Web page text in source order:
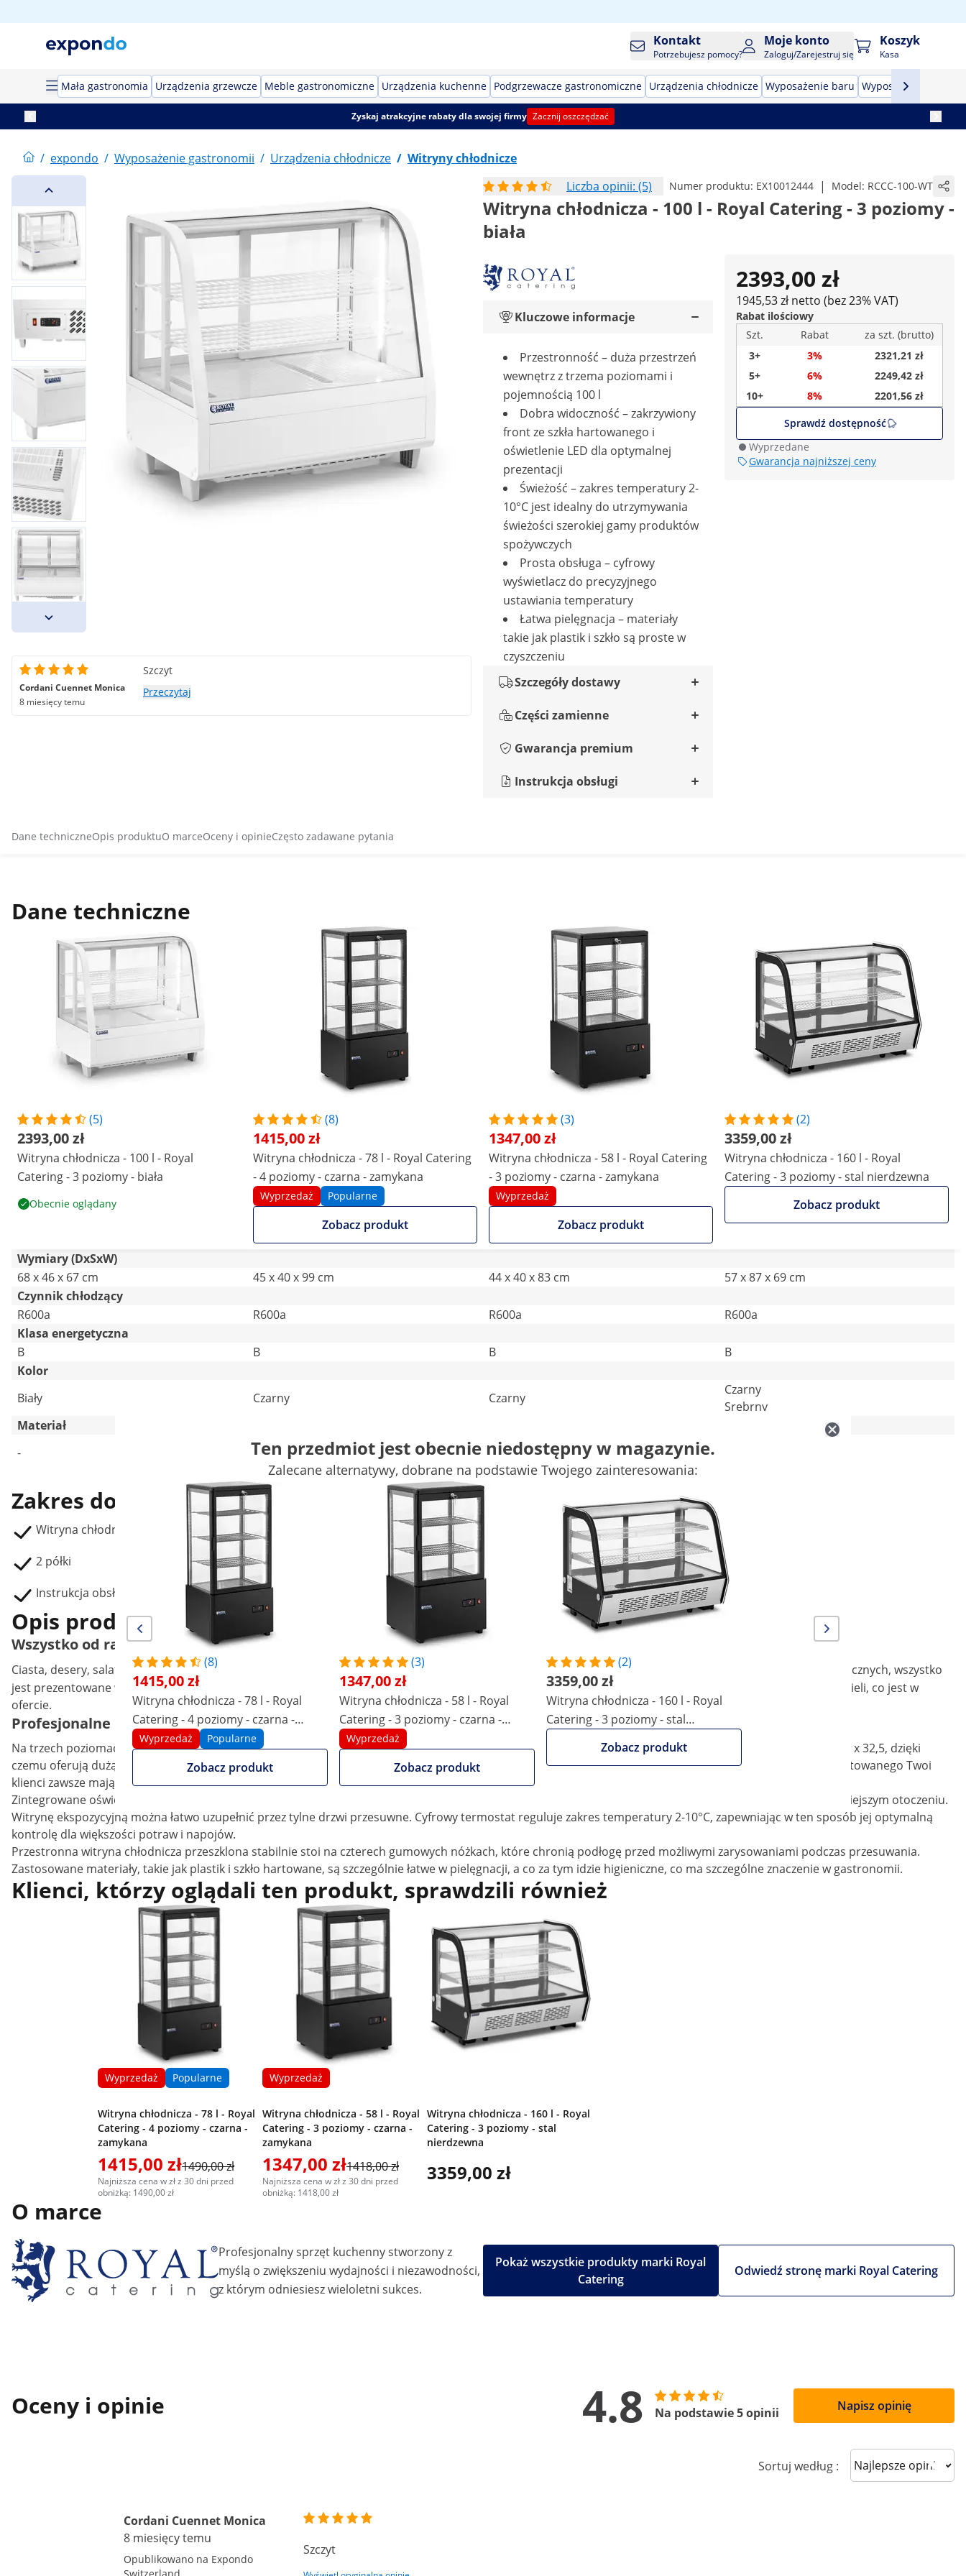
Kontakt
Potrzebujesz pomocy?
Moje konto
Zaloguj/Zarejestruj się
Koszyk
Kasa
Mała gastronomia Urządzenia grzewcze Meble gastronomiczne Urządzenia kuchenne Podgrzewacze gastronomiczne Urządzenia chłodnicze Wyposażenie baru Wyposażenie
Zyskaj atrakcyjne rabaty dla swojej firmy Zacznij oszczędzać
/ expondo / Wyposażenie gastronomii / Urządzenia chłodnicze / Witryny chłodnicze
Liczba opinii: (5)
Numer produktu: EX10012444 | Model: RCCC-100-WT
Witryna chłodnicza - 100 l - Royal Catering - 3 poziomy -
biała
2393,00 zł
1945,53 zł netto (bez 23% VAT)
Rabat ilościowy
Szt.
Rabat
za szt. (brutto)
3+
3%
2321,21 zł
5+
6%
2249,42 zł
10+
8%
2201,56 zł
Sprawdź dostępność
Wyprzedane
Gwarancja najniższej ceny
Kluczowe informacje
Przestronność – duża przestrzeń
wewnętrz z trzema poziomami i
pojemnością 100 l
Dobra widoczność – zakrzywiony
front ze szkła hartowanego i
oświetlenie LED dla optymalnej
prezentacji
Świeżość – zakres temperatury 2-
10°C jest idealny do utrzymywania
świeżości szerokiej gamy produktów
spożywczych
Prosta obsługa – cyfrowy
wyświetlacz do precyzyjnego
ustawiania temperatury
Łatwa pielęgnacja – materiały
takie jak plastik i szkło są proste w
czyszczeniu
Szczegóły dostawy
Części zamienne
Gwarancja premium
Instrukcja obsługi
Cordani Cuennet Monica
8 miesięcy temu
Szczyt
Przeczytaj
Dane techniczneOpis produktuO marceOceny i opinieCzęsto zadawane pytania
Dane techniczne
(5)
2393,00 zł
Witryna chłodnicza - 100 l - Royal
Catering - 3 poziomy - biała
Obecnie oglądany
(8)
1415,00 zł
Witryna chłodnicza - 78 l - Royal Catering
- 4 poziomy - czarna - zamykana
Wyprzedaż Popularne
Zobacz produkt
(3)
1347,00 zł
Witryna chłodnicza - 58 l - Royal Catering
- 3 poziomy - czarna - zamykana
Wyprzedaż
Zobacz produkt
(2)
3359,00 zł
Witryna chłodnicza - 160 l - Royal
Catering - 3 poziomy - stal nierdzewna
Zobacz produkt
Wymiary (DxSxW)
68 x 46 x 67 cm
45 x 40 x 99 cm 44 x 40 x 83 cm
57 x 87 x 69 cm
Czynnik chłodzący
R600a
R600a R600a
R600a
Klasa energetyczna
B
B B
B
Kolor
Biały
Czarny Czarny
Czarny
Srebrny
Materiał
-
Plastik
Szkło hartowane
-
Porównaj więcej atrybutów
Zakres dostawy
Witryna chłodnicza RCCC-100-WT
2 półki
Instrukcja obsługi
Ten przedmiot jest obecnie niedostępny w magazynie.
Zalecane alternatywy, dobrane na podstawie Twojego zainteresowania:
(8)
1415,00 zł
Witryna chłodnicza - 78 l - Royal
Catering - 4 poziomy - czarna -
zamykana
Wyprzedaż Popularne
Zobacz produkt
(3)
1347,00 zł
Witryna chłodnicza - 58 l - Royal
Catering - 3 poziomy - czarna -
zamykana
Wyprzedaż
Zobacz produkt
(2)
3359,00 zł
Witryna chłodnicza - 160 l - Royal
Catering - 3 poziomy - stal
Zobacz produkt
Opis produktu
Wszystko od razu widoczne dzięki idealnej ladzie chłodniczej do kawiarni, hoteli i bistro
Ciasta, desery, salaterki, owoce, kanapki czy zimne napoje – dzięki witrynie chłodniczej
od Royal Catering, eksperta od wysokiej jakości artykułów gastronomicznych, wszystko
jest prezentowane w atrakcyjny sposób. Umieść witrynę ekpozycyjną obok lady w swojej kawiarni, bistro lub bufecie w hotelu, aby Twoi goście od razu wiedzieli, co jest w
ofercie.
Profesjonalne lodówki dla gastronomii od Royal Catering
Na trzech poziomach jest mnóstwo miejsca na ciasta, kanapki, sałatki owocowe czy karafki z koktajlami mlecznymi i koktajlami. Dwie półki mają wymiary 64,5 x 32,5, dzięki
czemu oferują dużą powierzchnię do prezentacji. Optymalnie dzielą wnętrze lady chłodniczej o pojemności 100 l. Dzięki zakrzywionemu frontowi ze szkła hartowanego Twoi
klienci zawsze mają doskonały widok na pyszne produkty ze wszystkich stron.
Zintegrowane oświetlenie LED zapewnia dobry widok schłodzonej żywności, dzięki czemu goście mogą zobaczyć, jakie przysmaki są w ofercie nawet w ciemniejszym otoczeniu.
Witrynę ekspozycyjną można łatwo uzupełnić przez tylne drzwi przesuwne. Cyfrowy termostat reguluje zakres temperatury 2-10°C, zapewniając w ten sposób jej optymalną
kontrolę dla większości potraw i napojów.
Przestronna witryna chłodnicza przeszklona stabilnie stoi na czterech gumowych nóżkach, które chronią podłogę przed możliwymi zarysowaniami podczas przesuwania.
Zastosowane materiały, takie jak plastik i szkło hartowane, są szczególnie łatwe w pielęgnacji, a co za tym idzie higieniczne, co ma szczególne znaczenie w gastronomii.
Klienci, którzy oglądali ten produkt, sprawdzili również
Wyprzedaż Popularne
Witryna chłodnicza - 78 l - Royal
Catering - 4 poziomy - czarna -
zamykana
1415,00 zł1490,00 zł
Najniższa cena w zł z 30 dni przed
obniżką: 1490,00 zł
Wyprzedaż
Witryna chłodnicza - 58 l - Royal
Catering - 3 poziomy - czarna -
zamykana
1347,00 zł1418,00 zł
Najniższa cena w zł z 30 dni przed
obniżką: 1418,00 zł
Witryna chłodnicza - 160 l - Royal
Catering - 3 poziomy - stal
nierdzewna
3359,00 zł
O marce
Profesjonalny sprzęt kuchenny stworzony z
myślą o zwiększeniu wydajności i niezawodności,
z którym odniesiesz wieloletni sukces.
Odwiedź stronę marki Royal Catering
Pokaż wszystkie produkty marki Royal
Catering
Oceny i opinie 4.8 Na podstawie 5 opinii Napisz opinię
Sortuj według : Sort reviews
Cordani Cuennet Monica
8 miesięcy temu
Opublikowano na Expondo
Szczyt